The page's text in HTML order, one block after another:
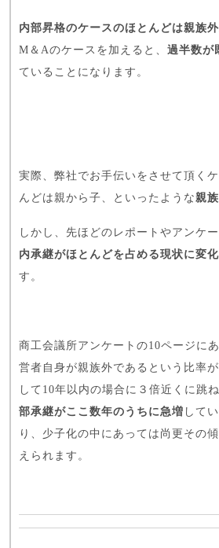
内部昇格のケースのほとんどは親族
M＆Aのケースを加えると、 過半数が
ていることになります。
実際、弊社でお手伝いをさせて頂く
んどは親から子、といったような親
しかし、先ほどのレポートやアンケ
内承継がほとんどを占める現状に変
す。
商工会議所アンケートの10ページに
営者自身が親族外であるという比率
して10年以内の場合に３倍近くに跳
部承継がここ数年のうちに急増 して
り、少子化の中にあっては尚更その
えられます。